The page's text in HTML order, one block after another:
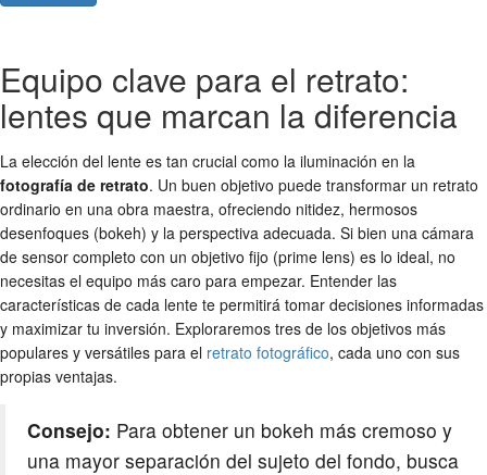
Equipo clave para el retrato:
lentes que marcan la diferencia
La elección del lente es tan crucial como la iluminación en la
fotografía de retrato. Un buen objetivo puede transformar un retrato
ordinario en una obra maestra, ofreciendo nitidez, hermosos
desenfoques (bokeh) y la perspectiva adecuada. Si bien una cámara
de sensor completo con un objetivo fijo (prime lens) es lo ideal, no
necesitas el equipo más caro para empezar. Entender las
características de cada lente te permitirá tomar decisiones informadas
y maximizar tu inversión. Exploraremos tres de los objetivos más
populares y versátiles para el retrato fotográfico, cada uno con sus
propias ventajas.
Consejo: Para obtener un bokeh más cremoso y
una mayor separación del sujeto del fondo, busca